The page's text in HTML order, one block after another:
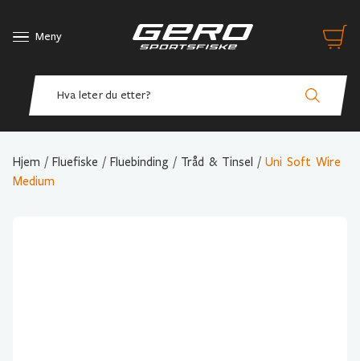
Meny
Hjem / Fluefiske / Fluebinding / Tråd & Tinsel / Uni Soft Wire
Medium